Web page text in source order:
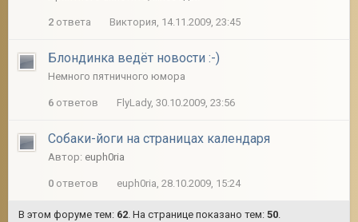
2 ответа Виктория, 14.11.2009, 23:45
Блондинка ведёт новости :-)
Немного пятничного юмора
6 ответов FlyLady, 30.10.2009, 23:56
Собаки-йоги на страницах календаря
Автор: euph0ria
0 ответов euph0ria, 28.10.2009, 15:24
В этом форуме тем: 62. На странице показано тем: 50.